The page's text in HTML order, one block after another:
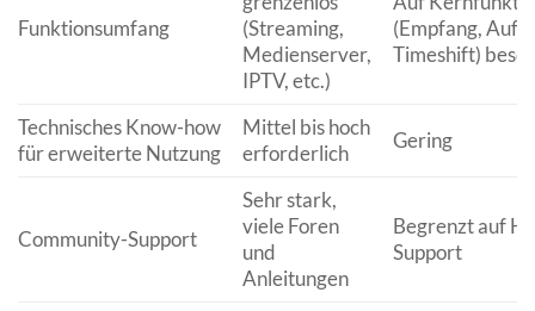
Funktionsumfang
(Streaming,
Medienserver,
IPTV, etc.)
(Empfang,
Timeshift)
Technisches Know-how
für erweiterte Nutzung
Mittel bis hoch
erforderlich
Gering
Community-Support
Sehr stark,
viele Foren
und
Anleitungen
Begrenzt auf
Support